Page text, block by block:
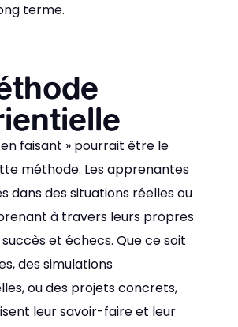
terme.
faisant » pourrait être le
méthode. Les apprenantes
dans des situations réelles ou
à travers leurs propres
et échecs. Que ce soit
des simulations
ou des projets concrets,
leur savoir-faire et leur